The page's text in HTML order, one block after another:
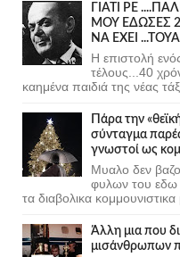
ΓΙΑΤΙ ΡΕ
ΜΟΥ ΕΔΩΣΕΣ
ΝΑ ΕΧΕΙ
Η επιστολή
τέλους...40
καημένα παιδιά της νέας
Πάρα την
σύνταγμα
γνωστοί ως
Μυαλο δεν
φυλων του εδω
τα διαβολικα
Άλλη μια που
μισάνθρωπων